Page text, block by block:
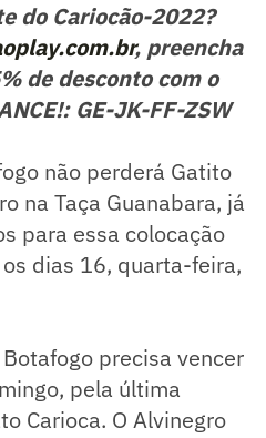
do Cariocão-2022?
, preencha
de desconto com o
GE-JK-FF-ZSW
não perderá Gatito
na Taça Guanabara, já
para essa colocação
dias 16, quarta-feira,
precisa vencer
pela última
Carioca. O Alvinegro